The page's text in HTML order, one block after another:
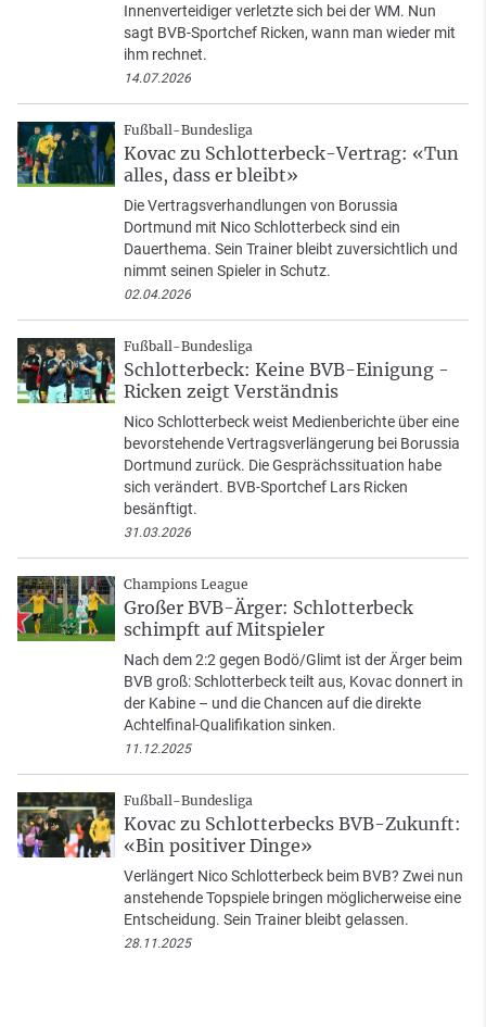
Innenverteidiger verletzte sich bei der WM. Nun
sagt BVB-Sportchef Ricken, wann man wieder mit
ihm rechnet.
14.07.2026
Fußball-Bundesliga
Kovac zu Schlotterbeck-Vertrag: «Tun
alles, dass er bleibt»
Die Vertragsverhandlungen von Borussia
Dortmund mit Nico Schlotterbeck sind ein
Dauerthema. Sein Trainer bleibt zuversichtlich und
nimmt seinen Spieler in Schutz.
02.04.2026
Fußball-Bundesliga
Schlotterbeck: Keine BVB-Einigung -
Ricken zeigt Verständnis
Nico Schlotterbeck weist Medienberichte über eine
bevorstehende Vertragsverlängerung bei Borussia
Dortmund zurück. Die Gesprächssituation habe
sich verändert. BVB-Sportchef Lars Ricken
besänftigt.
31.03.2026
Champions League
Großer BVB-Ärger: Schlotterbeck
schimpft auf Mitspieler
Nach dem 2:2 gegen Bodö/Glimt ist der Ärger beim
BVB groß: Schlotterbeck teilt aus, Kovac donnert in
der Kabine – und die Chancen auf die direkte
Achtelfinal-Qualifikation sinken.
11.12.2025
Fußball-Bundesliga
Kovac zu Schlotterbecks BVB-Zukunft:
«Bin positiver Dinge»
Verlängert Nico Schlotterbeck beim BVB? Zwei nun
anstehende Topspiele bringen möglicherweise eine
Entscheidung. Sein Trainer bleibt gelassen.
28.11.2025